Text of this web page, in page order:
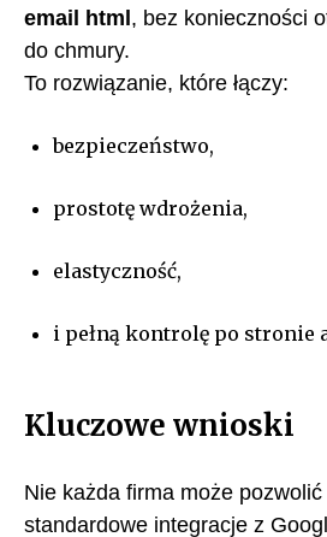
email html, bez konieczności
do chmury.
To rozwiązanie, które łączy:
bezpieczeństwo,
prostotę wdrożenia,
elastyczność,
i pełną kontrolę po stronie
Kluczowe wnioski
Nie każda firma może
standardowe integracje z